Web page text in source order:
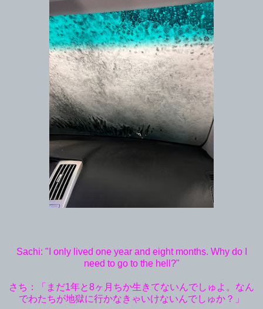
Sachi: "I only lived one year and eight months. Why do I
need to go to the hell?"
さち：「まだ1年と8ヶ月ちか生きてないんでしゅよ。なん
でわたちが地獄に行かなきゃいけないんでしゅか？」